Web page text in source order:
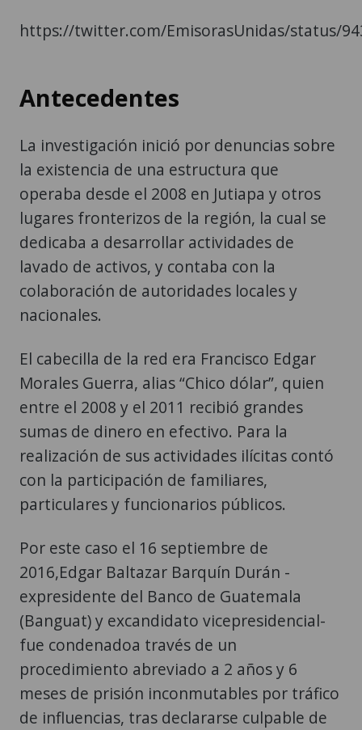
https://twitter.com/EmisorasUnidas/status/
Antecedentes
La investigación inició por denuncias sobre
la existencia de una estructura que
operaba desde el 2008 en Jutiapa y otros
lugares fronterizos de la región, la cual se
dedicaba a desarrollar actividades de
lavado de activos, y contaba con la
colaboración de autoridades locales y
nacionales.
El cabecilla de la red era Francisco Edgar
Morales Guerra, alias “Chico dólar”, quien
entre el 2008 y el 2011 recibió grandes
sumas de dinero en efectivo. Para la
realización de sus actividades ilícitas contó
con la participación de familiares,
particulares y funcionarios públicos.
Por este caso el 16 septiembre de
2016,Edgar Baltazar Barquín Durán -
expresidente del Banco de Guatemala
(Banguat) y excandidato vicepresidencial-
fue condenadoa través de un
procedimiento abreviado a 2 años y 6
meses de prisión inconmutables por tráfico
de influencias, tras declararse culpable de